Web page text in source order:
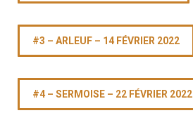
#3 – ARLEUF – 14 FÉVRIER 2022
#4 – SERMOISE – 22 FÉVRIER 2022